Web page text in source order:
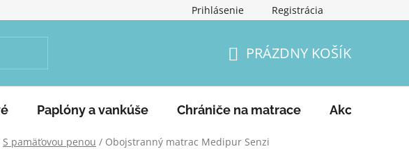
Podmienky ochrany osobných údajov
Prihlásenie Registrácia
KOŠÍK
PRÁZDNY KOŠÍK
Paplóny a vankúše Chrániče na matrace Akcie
S pamäťovou penou / Obojstranný matrac Medipur Senzi